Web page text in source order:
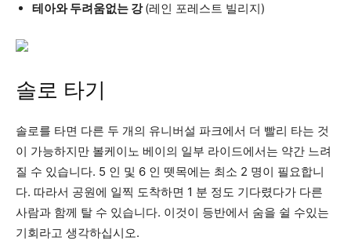
테아와 두려움없는 강(레인 포레스트 빌리지)
솔로 타기
솔로를 타면 다른 두 개의 유니버설 파크에서 더 빨리 타는 것
이 가능하지만 볼케이노 베이의 일부 라이드에서는 약간 느려
질 수 있습니다. 5 인 및 6 인 뗏목에는 최소 2 명이 필요합니
다. 따라서 공원에 일찍 도착하면 1 분 정도 기다렸다가 다른
사람과 함께 탈 수 있습니다. 이것이 등반에서 숨을 쉴 수있는
기회라고 생각하십시오.